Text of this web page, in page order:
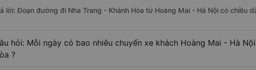
lời: Đoạn đường đi Nha Trang - Khánh Hòa từ Hoàng Mai - Hà Nội có chiều
hỏi: Mỗi ngày có bao nhiêu chuyến xe khách Hoàng Mai - Hà
?